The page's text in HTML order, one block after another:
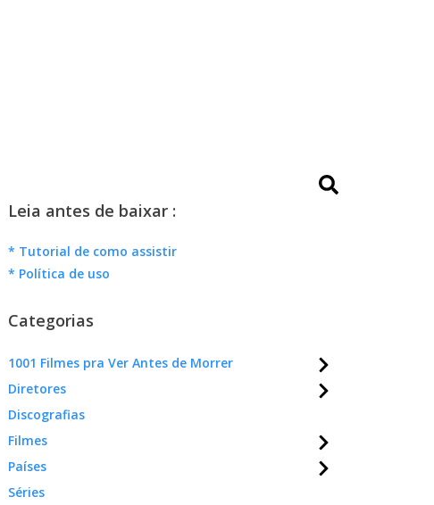
Leia antes de baixar :
* Tutorial de como assistir
* Política de uso
Categorias
1001 Filmes pra Ver Antes de Morrer
Diretores
Discografias
Filmes
Países
Séries